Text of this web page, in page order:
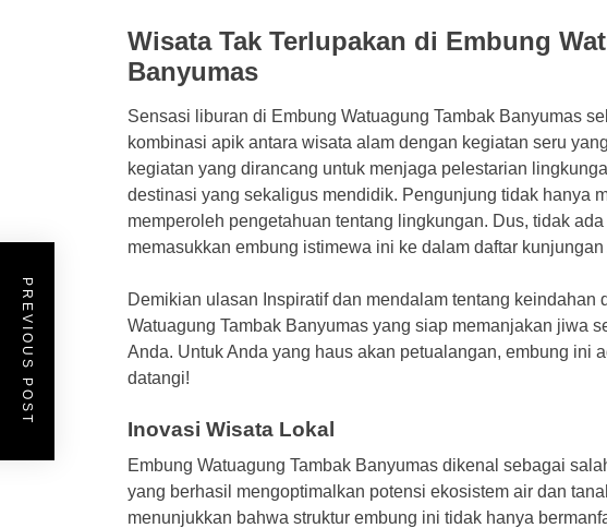
Wisata Tak Terlupakan di Embung
Banyumas
Sensasi liburan di Embung Watuagung Tambak Banyumas
kombinasi apik antara wisata alam dengan kegiatan seru
kegiatan yang dirancang untuk menjaga pelestarian
destinasi yang sekaligus mendidik. Pengunjung tidak hanya
memperoleh pengetahuan tentang lingkungan. Dus, tidak
memasukkan embung istimewa ini ke dalam daftar kunjungan
Demikian ulasan Inspiratif dan mendalam tentang keindahan
Watuagung Tambak Banyumas yang siap memanjakan jiwa
Anda. Untuk Anda yang haus akan petualangan, embung ini
datangi!
Inovasi Wisata Lokal
Embung Watuagung Tambak Banyumas dikenal sebagai
yang berhasil mengoptimalkan potensi ekosistem air dan
menunjukkan bahwa struktur embung ini tidak hanya
PREVIOUS POST